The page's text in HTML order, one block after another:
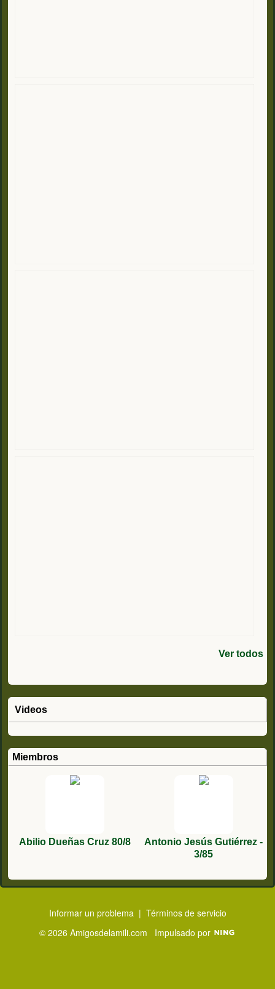
Ver todos
Videos
Miembros
Abilio Dueñas Cruz 80/8
Antonio Jesús Gutiérrez -
3/85
Informar un problema | Términos de servicio
© 2026 Amigosdelamili.com Impulsado por